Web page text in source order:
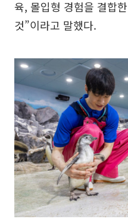
육, 몰입형 경험을 결합
것”이라고 말했다.